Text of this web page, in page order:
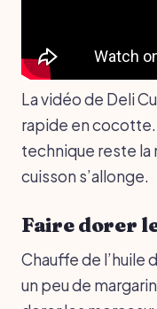
La vidéo de Deli
rapide en cocotte.
technique reste la
cuisson s’allonge.
Faire dorer
Chauffe de l’huile
un peu de